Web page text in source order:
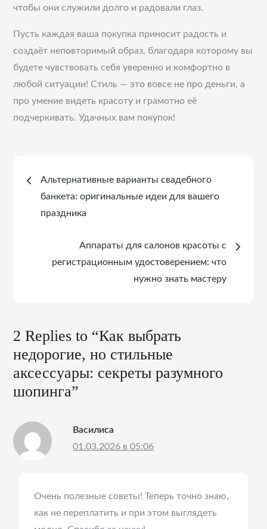
чтобы они служили долго и радовали глаз.
Пусть каждая ваша покупка приносит радость и
создаёт неповторимый образ, благодаря которому вы
будете чувствовать себя уверенно и комфортно в
любой ситуации! Стиль — это вовсе не про деньги, а
про умение видеть красоту и грамотно её
подчеркивать. Удачных вам покупок!
Навигация
Альтернативные варианты свадебного
банкета: оригинальные идеи для вашего
праздника
Аппараты для салонов красоты с
регистрационным удостоверением: что
нужно знать мастеру
2 Replies to “Как выбрать
недорогие, но стильные
аксессуары: секреты разумного
шопинга”
Василиса
01.03.2026 в 05:06
Очень полезные советы! Теперь точно знаю,
как не переплатить и при этом выглядеть